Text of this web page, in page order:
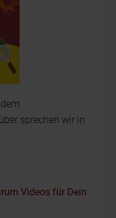
sprechen wir in
Videos für Dein